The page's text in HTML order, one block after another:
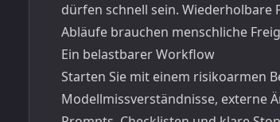
dürfen schnell sein. Wiederholbare
Abläufe brauchen menschliche
Ein belastbarer Workflow
Starten Sie mit einem risikoarmen
Modellmissverständnisse, externe